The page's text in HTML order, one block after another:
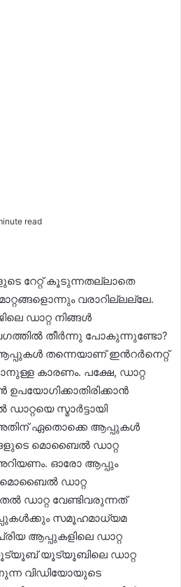
read
റേറ്റ് കൂടുന്നതല്ലാതെ
വരാറില്ലല്ലേ.
ഡാറ്റ നിങ്ങൾ
തീർന്നു പോകുന്നുണ്ടോ?
തന്നെയാണ് ഇന്‍റർനെറ്റ്
കാരണം. പക്ഷേ, ഡാറ്റ
സ്മാർട്ടായി
അതിന് ഏതൊക്കെ ആപ്പുകൾ
മൊബൈൽ ഡാറ്റ
ഓരോ ആപ്പും
ഡാറ്റ
ഡാറ്റ വേണ്ടിവരുന്നത്
സമൂഹമാധ്യമ
ആപ്പുകളിലെ ഡാറ്റ
യൂട്യൂബ് യൂട്യൂബിലെ ഡാറ്റ
വിഡിയോയുടെ